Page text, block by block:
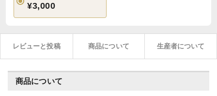
¥3,000
レビューと投稿 商品について 生産者について
商品について